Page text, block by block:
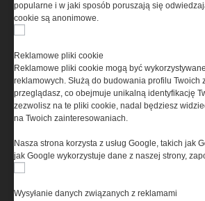
O NAS
i
i na świecie.
popularne i w jaki sposób poruszają się
cookie są anonimowe.
Reklamowe pliki cookie
Reklamowe pliki cookie mogą być
reklamowych. Służą do budowania profilu
przeglądasz, co obejmuje unikalną identyfikację
zezwolisz na te pliki cookie, nadal będziesz
na Twoich zainteresowaniach.
Nasza strona korzysta z usług Google, takich jak
jak Google wykorzystuje dane z naszej strony,
Wysyłanie danych związanych z reklamami